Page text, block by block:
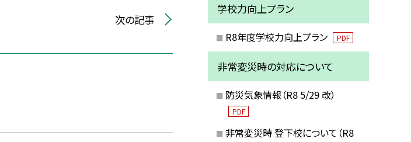
次の記事
学校力向上プラン
R8年度学校力向上プラン PDF
非常変災時の対応について
防災気象情報（R8 5/29 改）
PDF
非常変災時 登下校について（R8